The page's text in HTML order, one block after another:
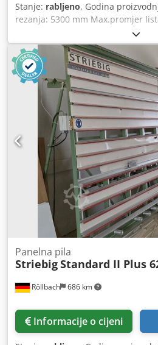
Stanje: rabljeno, Godina
rezanja: 5300 mm Max.promjer
Max.provrt lista pile: 30 mm Donji
glave pile: automatsko izvlačenje:
Težina cca: 1500 kg Snaga
Apvsrf Mjesto skladištenja:
Röllbach 686 km
Panelna pila
StriebigStandard II Plus
Informacije o cijeni